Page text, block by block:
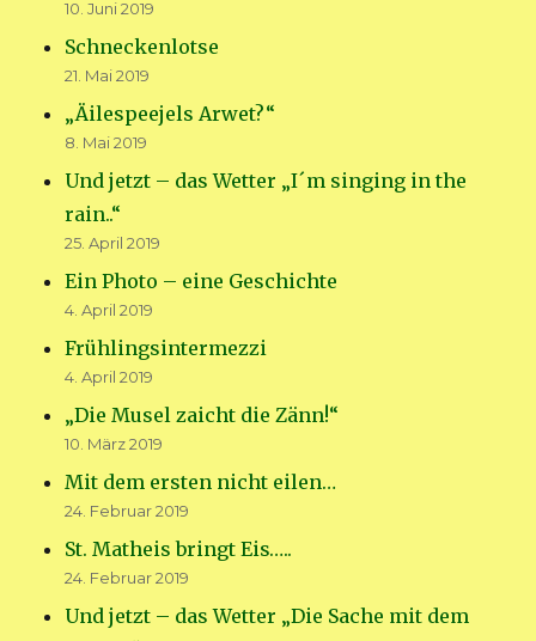
10. Juni 2019
Schneckenlotse
21. Mai 2019
„Äilespeejels Arwet?“
8. Mai 2019
Und jetzt – das Wetter „I´m singing in the
rain..“
25. April 2019
Ein Photo – eine Geschichte
4. April 2019
Frühlingsintermezzi
4. April 2019
„Die Musel zaicht die Zänn!“
10. März 2019
Mit dem ersten nicht eilen…
24. Februar 2019
St. Matheis bringt Eis…..
24. Februar 2019
Und jetzt – das Wetter „Die Sache mit dem